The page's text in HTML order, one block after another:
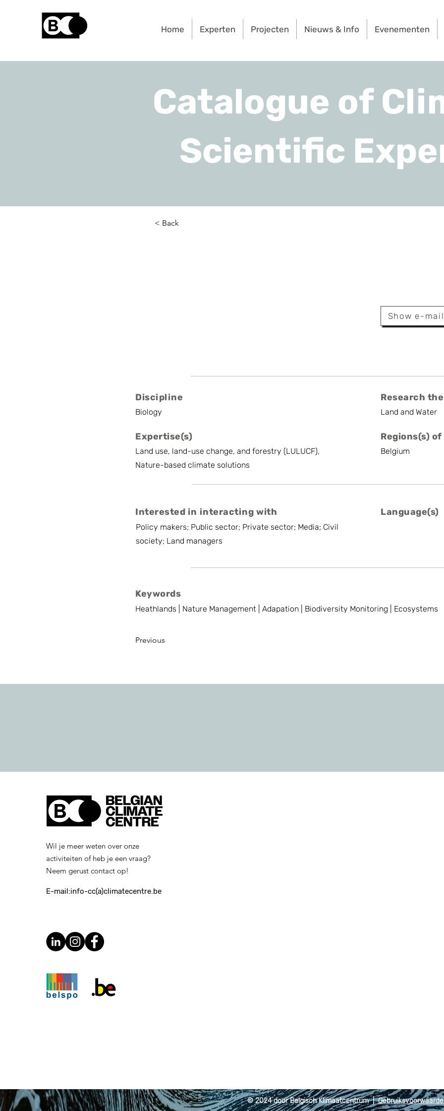
Home Experten Projecten Nieuws & Info Evenementen
Catalogue of
Scientific
Show e-mail
Discipline
Biology
Expertise(s)
Land use, land-use change, and forestry (LULUCF),
Nature-based climate solutions
Research
Land and Water
Regions(s)
Belgium
Interested in interacting with
Policy makers; Public sector; Private sector; Media; Civil
society; Land managers
Language(s)
Keywords
Heathlands | Nature Management | Adapation | Biodiversity Monitoring | Ecosystems
Previous
< Back
Wil je meer weten over onze
activiteiten of heb je een vraag?
Neem gerust contact op!
E-mail:info-cc(a)climatecentre.be
© 2024 door Belgisch Klimaatcentrum |